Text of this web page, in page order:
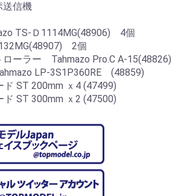
送信機
TS-Ｄ1114MG(48906) 4個
2個
ローラー Tahmazo Pro.C A-15(48826)
LP-3S1P360RE (48859)
ド ST 200mm ｘ4 (47499)
ド ST 300mm ｘ2 (47500)